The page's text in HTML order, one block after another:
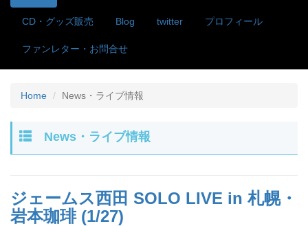
CD・グッズ販売 Blog twitter プロフィール
ファンレター・お問合せ
Home News・ライブ情報
News・ライブ情報
ジェームス西田 SOLO LIVE in 札幌・
岩本珈琲 (1/27)